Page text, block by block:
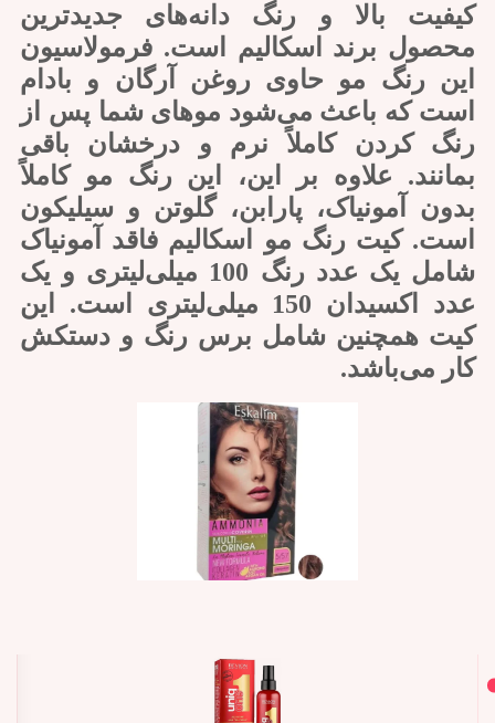
کیفیت بالا و رنگ دانه‌های جدیدترین
محصول برند اسکالیم است. فرمولاسیون
این رنگ مو حاوی روغن آرگان و بادام
است که باعث می‌شود موهای شما پس از
رنگ کردن کاملاً نرم و درخشان باقی
بمانند. علاوه بر این، این رنگ مو کاملاً
بدون آمونیاک، پارابن، گلوتن و سیلیکون
است. کیت رنگ مو اسکالیم فاقد آمونیاک
شامل یک عدد رنگ 100 میلی‌لیتری و یک
عدد اکسیدان 150 میلی‌لیتری است. این
کیت همچنین شامل برس رنگ و دستکش
کار می‌باشد.
اصل و اورجینال
محصولات مشابه